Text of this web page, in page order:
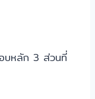
บหลัก 3 ส่วนที่